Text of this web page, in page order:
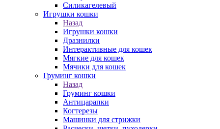
Силикагелевый
Игрушки кошки
Назад
Игрушки кошки
Дразнилки
Интерактивные для кошек
Мягкие для кошек
Мячики для кошек
Груминг кошки
Назад
Груминг кошки
Антицарапки
Когтерезы
Машинки для стрижки